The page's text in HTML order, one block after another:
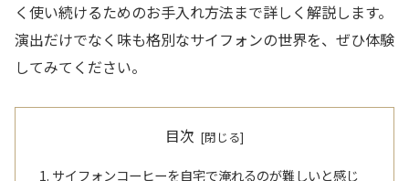
く使い続けるためのお手入れ方法まで詳しく解説します。
演出だけでなく味も格別なサイフォンの世界を、ぜひ体験
してみてください。
目次
サイフォンコーヒーを自宅で淹れるのが難しいと感じ